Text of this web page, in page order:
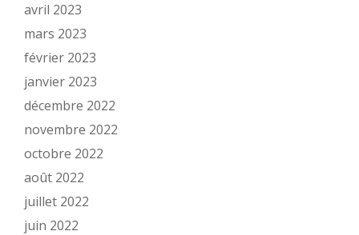
avril 2023
mars 2023
février 2023
janvier 2023
décembre 2022
novembre 2022
octobre 2022
août 2022
juillet 2022
juin 2022